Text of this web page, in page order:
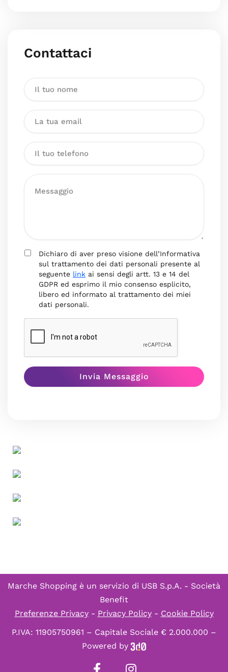
Contattaci
Dichiaro di aver preso visione dell’Informativa
sul trattamento dei dati personali presente al
seguente link ai sensi degli artt. 13 e 14 del
GDPR ed esprimo il mio consenso esplicito,
libero ed informato al trattamento dei miei
dati personali.
Marche Shopping è un servizio di USB S.p.A. - Società
Benefit
Preferenze Privacy- Privacy Policy- Cookie Policy
P.IVA: 11905750961 – Capitale Sociale € 2.000.000 –
Powered by